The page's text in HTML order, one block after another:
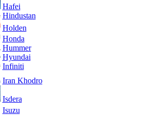
Hafei
Hindustan
Holden
Honda
Hummer
Hyundai
Infiniti
Iran Khodro
Isdera
Isuzu